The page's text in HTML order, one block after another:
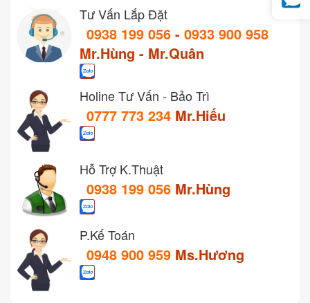
Tư Vấn Lắp Đặt
0938 199 056 - 0933 900 958
Mr.Hùng - Mr.Quân
Holine Tư Vấn - Bảo Trì
0777 773 234 Mr.Hiếu
Hỗ Trợ K.Thuật
0938 199 056 Mr.Hùng
P.Kế Toán
0948 900 959 Ms.Hương